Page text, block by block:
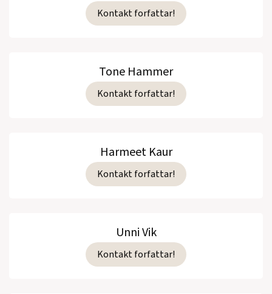
Kontakt forfattar!
Tone Hammer
Kontakt forfattar!
Harmeet Kaur
Kontakt forfattar!
Unni Vik
Kontakt forfattar!